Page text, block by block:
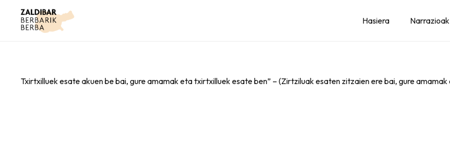
Hasiera Narrazioak
Txirtxilluek esate akuen be bai, gure amamak eta txirtxilluek esate ben” – (Zirtziluak esaten zitzaien ere bai, gure